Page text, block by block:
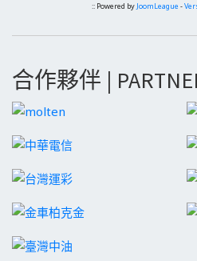
:: Powered by JoomLeague -
合作夥伴 |